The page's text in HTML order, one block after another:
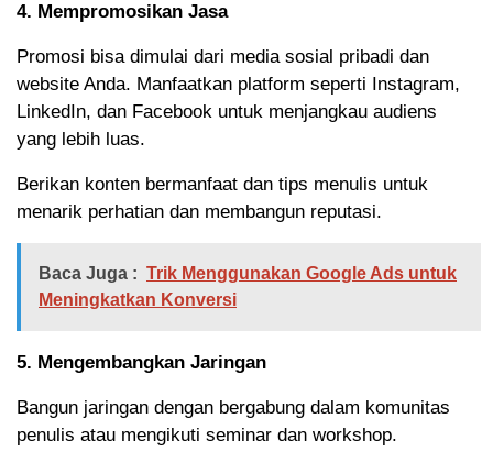
4. Mempromosikan Jasa
Promosi bisa dimulai dari media sosial pribadi dan
website Anda. Manfaatkan platform seperti Instagram,
LinkedIn, dan Facebook untuk menjangkau audiens
yang lebih luas.
Berikan konten bermanfaat dan tips menulis untuk
menarik perhatian dan membangun reputasi.
Baca Juga : Trik Menggunakan Google Ads untuk
Meningkatkan Konversi
5. Mengembangkan Jaringan
Bangun jaringan dengan bergabung dalam komunitas
penulis atau mengikuti seminar dan workshop.